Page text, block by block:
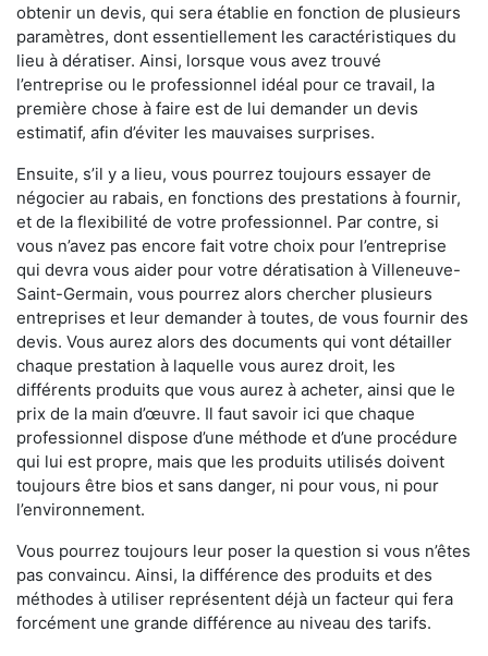
obtenir un devis, qui sera établie en fonction de plusieurs
paramètres, dont essentiellement les caractéristiques du
lieu à dératiser. Ainsi, lorsque vous avez trouvé
l’entreprise ou le professionnel idéal pour ce travail, la
première chose à faire est de lui demander un devis
estimatif, afin d’éviter les mauvaises surprises.
Ensuite, s’il y a lieu, vous pourrez toujours essayer de
négocier au rabais, en fonctions des prestations à fournir,
et de la flexibilité de votre professionnel. Par contre, si
vous n’avez pas encore fait votre choix pour l’entreprise
qui devra vous aider pour votre dératisation à Villeneuve-
Saint-Germain, vous pourrez alors chercher plusieurs
entreprises et leur demander à toutes, de vous fournir des
devis. Vous aurez alors des documents qui vont détailler
chaque prestation à laquelle vous aurez droit, les
différents produits que vous aurez à acheter, ainsi que le
prix de la main d’œuvre. Il faut savoir ici que chaque
professionnel dispose d’une méthode et d’une procédure
qui lui est propre, mais que les produits utilisés doivent
toujours être bios et sans danger, ni pour vous, ni pour
l’environnement.
Vous pourrez toujours leur poser la question si vous n’êtes
pas convaincu. Ainsi, la différence des produits et des
méthodes à utiliser représentent déjà un facteur qui fera
forcément une grande différence au niveau des tarifs.